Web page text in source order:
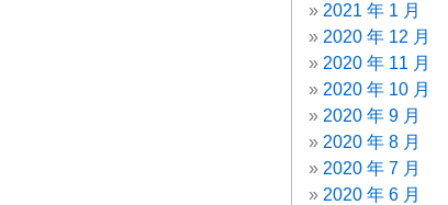
2021 年 1 月
2020 年 12 月
2020 年 11 月
2020 年 10 月
2020 年 9 月
2020 年 8 月
2020 年 7 月
2020 年 6 月